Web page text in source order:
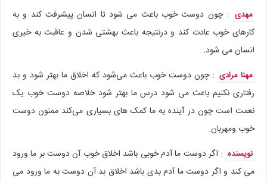
مهدی : چون دوست خوب باعث می شود تا انسان پیشرفت کند و به
کارهای خوب عادت کند و درنتیجه باعث بهشتی شدن و عاقبت به خیری
انسان می شود.
مهنا مرادی : چون دوست خوب باعث می‌شود که اخلاق ما بهتر شود و بد
رفتاری نکنیم باعث می شود درس ما بهتر شود خلاصه دوست خوب یک
نعمت است چون در آینده به ما کمک های بسیاری می‌کند‌ ممنون دوست
خوب ومهربان.
نویسنده : اگر دوست ما آدم خوبی باشد اخلاق خوب آن دوست بر ما ورود
می کند و اگر دوست ما آدم بدی باشد اخلاق بد آن دوست به ما ورود می